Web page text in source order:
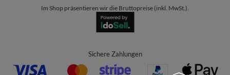
Im Shop präsentieren wir die Bruttopreise (inkl. MwSt.).
Sichere Zahlungen